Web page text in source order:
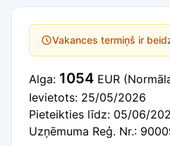
Vakances termiņš ir
Alga: 1054 EUR
Ievietots: 25/05/2026
Pieteikties līdz: 05/06/
Uzņēmuma Reģ. Nr.: